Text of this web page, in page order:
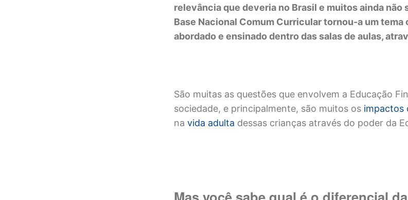
relevância que deveria no Brasil e muitos ainda não
Base Nacional Comum Curricular tornou-a um tema
abordado e ensinado dentro das salas de aulas,
São muitas as questões que envolvem a Educação
sociedade, e principalmente, são muitos os impactos
navida adulta dessas crianças através do poder da